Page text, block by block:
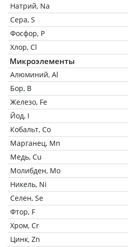
Натрий, Na
Сера, S
Фосфор, P
Хлор, Cl
Микроэлементы
Алюминий, Al
Бор, B
Железо, Fe
Йод, I
Кобальт, Co
Марганец, Mn
Медь, Cu
Молибден, Mo
Никель, Ni
Селен, Se
Фтор, F
Хром, Cr
Цинк, Zn